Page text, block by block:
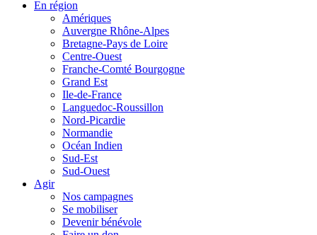
En région
Amériques
Auvergne Rhône-Alpes
Bretagne-Pays de Loire
Centre-Ouest
Franche-Comté Bourgogne
Grand Est
Ile-de-France
Languedoc-Roussillon
Nord-Picardie
Normandie
Océan Indien
Sud-Est
Sud-Ouest
Agir
Nos campagnes
Se mobiliser
Devenir bénévole